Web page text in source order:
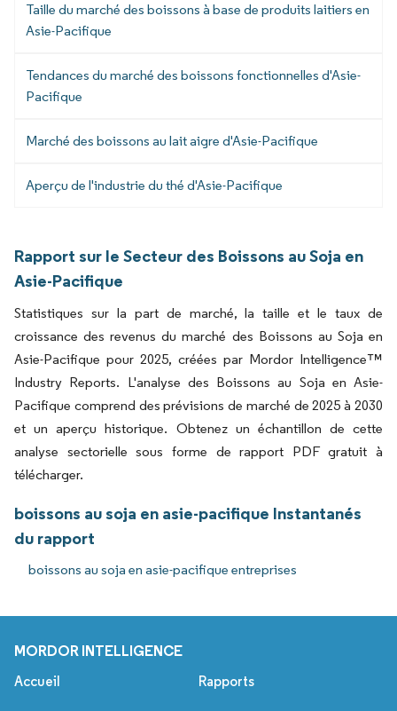
Taille du marché des boissons à base de produits laitiers en
Asie-Pacifique
Tendances du marché des boissons fonctionnelles d'Asie-
Pacifique
Marché des boissons au lait aigre d'Asie-Pacifique
Aperçu de l'industrie du thé d'Asie-Pacifique
Rapport sur le Secteur des Boissons au Soja en
Asie-Pacifique
Statistiques sur la part de marché, la taille et le taux de
croissance des revenus du marché des Boissons au Soja en
Asie-Pacifique pour 2025, créées par Mordor Intelligence™
Industry Reports. L'analyse des Boissons au Soja en Asie-
Pacifique comprend des prévisions de marché de 2025 à 2030
et un aperçu historique. Obtenez un échantillon de cette
analyse sectorielle sous forme de rapport PDF gratuit à
télécharger.
boissons au soja en asie-pacifique Instantanés
du rapport
boissons au soja en asie-pacifique entreprises
MORDOR INTELLIGENCE
Accueil Rapports